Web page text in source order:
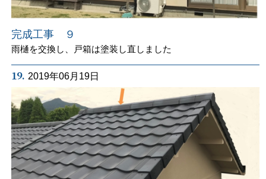
完成工事 ９
雨樋を交換し、戸箱は塗装し直しました
19. 2019年06月19日